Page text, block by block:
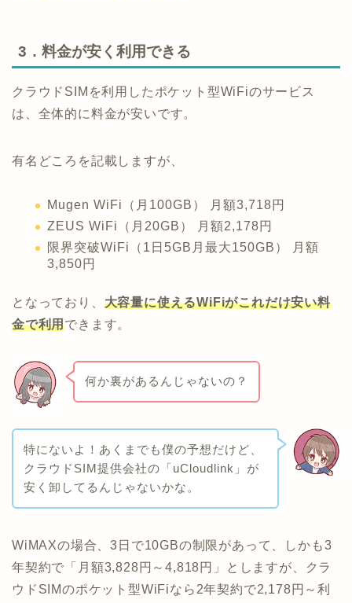
3．料金が安く利用できる
クラウドSIMを利用したポケット型WiFiのサービス
は、全体的に料金が安いです。
有名どころを記載しますが、
Mugen WiFi（月100GB） 月額3,718円
ZEUS WiFi（月20GB） 月額2,178円
限界突破WiFi（1日5GB月最大150GB） 月額
3,850円
となっており、 大容量に使えるWiFiがこれだけ安い料
金で利用できます。
何か裏があるんじゃないの？
特にないよ！あくまでも僕の予想だけど、
クラウドSIM提供会社の「uCloudlink」が
安く卸してるんじゃないかな。
WiMAXの場合、3日で10GBの制限があって、しかも3
年契約で「月額3,828円～4,818円」としますが、クラ
ウドSIMのポケット型WiFiなら2年契約で2,178円～利